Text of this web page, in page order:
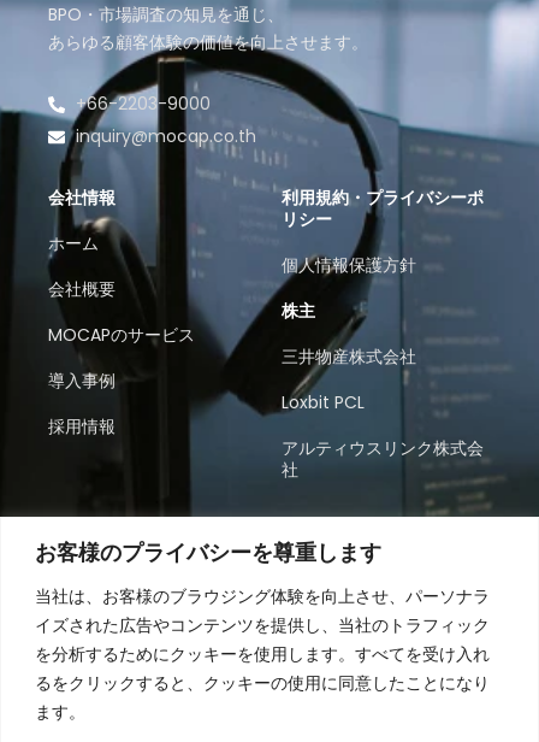
お客様のプライバシーを尊重します
当社は、お客様のブラウジング体験を向上させ、パーソナラ
イズされた広告やコンテンツを提供し、当社のトラフィック
を分析するためにクッキーを使用します。すべてを受け入れ
るをクリックすると、クッキーの使用に同意したことになり
ます。
BPO・市場調査の知見を通じ、
あらゆる顧客体験の価値を向上させます。
+66-2203-9000
inquiry@mocap.co.th
会社情報
ホーム
会社概要
MOCAPのサービス
導入事例
採用情報
利用規約・プライバシーポ
リシー
個人情報保護方針
株主
三井物産株式会社
Loxbit PCL
アルティウスリンク株式会
社
月～金 08:30～17:30（タイ時間）
コンタクトセンター、BPO、市場調査のソリューショ
ンを通じてビジネスの成長を支援します。まずはお気
軽にお問い合わせください。